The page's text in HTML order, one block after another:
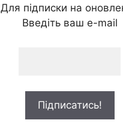
Для підписки на
Введіть ваш e-mail